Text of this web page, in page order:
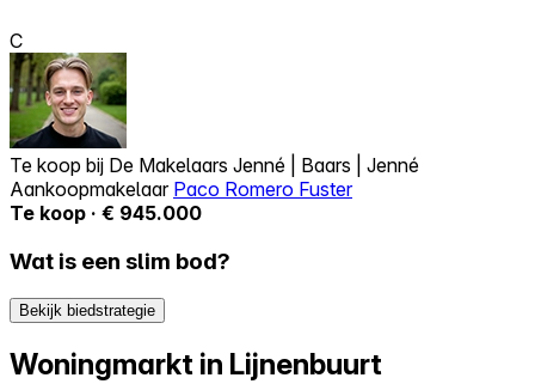
C
Te koop bij De Makelaars Jenné | Baars | Jenné
Aankoopmakelaar Paco Romero Fuster
Te koop · € 945.000
Wat is een slim bod?
Bekijk biedstrategie
Woningmarkt in Lijnenbuurt